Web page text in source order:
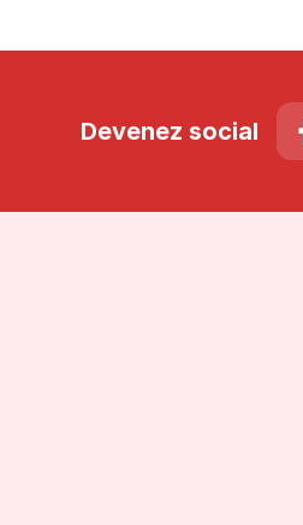
Devenez social